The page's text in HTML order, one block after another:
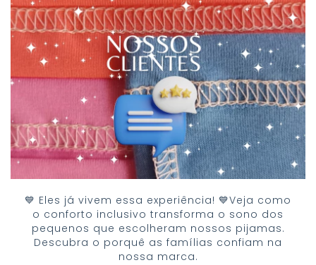
💙 Eles já vivem essa experiência! 💙Veja como
o conforto inclusivo transforma o sono dos
pequenos que escolheram nossos pijamas.
Descubra o porquê as famílias confiam na
nossa marca.